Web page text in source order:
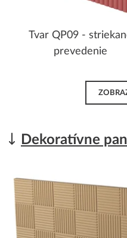
Tvar QP09 -
prevedenie
Dekoratívne